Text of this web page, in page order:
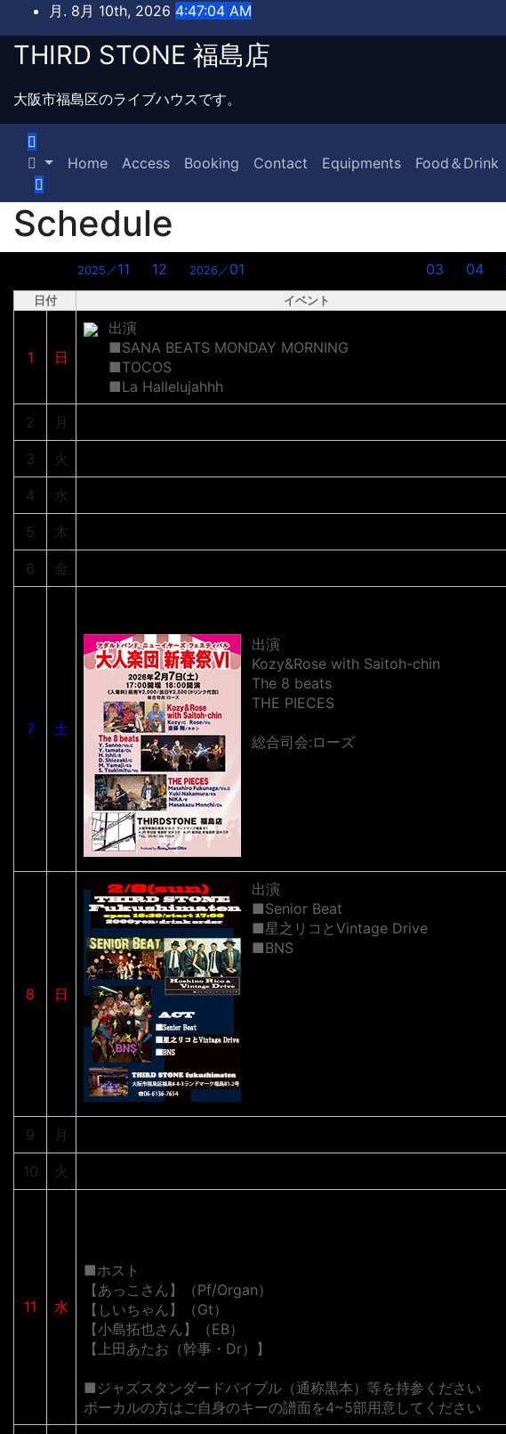
to
content
月. 8月 10th, 2026 4:47:04 AM
THIRD STONE 福島店
大阪市福島区のライブハウスです。
Home Access Booking Contact Equipments Food＆Drink
Schedule
2025／ 11 12 2026／ 01 03 04
日付 イベント
1 日
出演
■SANA BEATS MONDAY MORNING
■TOCOS
■La Hallelujahhh
2 月
3 火
4 水
5 木
6 金
7 土
出演
Kozy&Rose with Saitoh-chin
The 8 beats
THE PIECES
総合司会:ローズ
8 日
出演
■Senior Beat
■星之リコとVintage Drive
■BNS
9 月
10 火
11 水
■ホスト
【あっこさん】（Pf/Organ）
【しいちゃん】（Gt）
【小島拓也さん】（EB）
【上田あたお（幹事・Dr）】
■ジャズスタンダードバイブル（通称黒本）等を持参ください
ボーカルの方はご自身のキーの譜面を4~5部用意してください